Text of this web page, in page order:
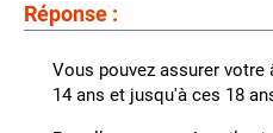
Réponse :
Vous pouvez assurer
14 ans et jusqu'à ces 18